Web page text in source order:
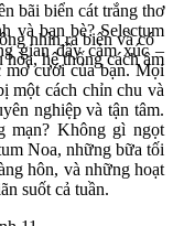
bãi biển cát trắng thơ
và bạn bè? Selectum
gian đầy cảm xúc –
mơ cưới của bạn. Mọi
một cách chỉn chu và
nghiệp và tận tâm.
mạn? Không gì ngọt
Noa, những bữa tối
hôn, và những hoạt
suốt cả tuần.
nhìn ra biển và có
hệ thống cách âm